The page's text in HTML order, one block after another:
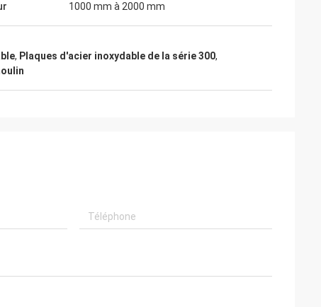
1000 mm à 2000 mm
, Plaques d'acier inoxydable de la série 300,